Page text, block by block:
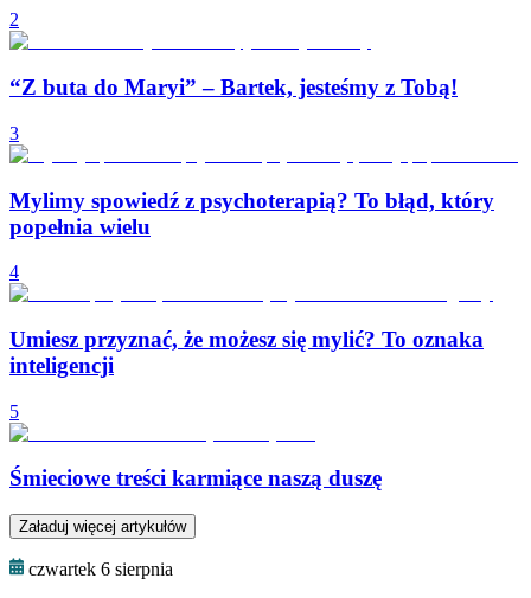
2
“Z buta do Maryi” – Bartek, jesteśmy z Tobą!
3
Mylimy spowiedź z psychoterapią? To błąd, który
popełnia wielu
4
Umiesz przyznać, że możesz się mylić? To oznaka
inteligencji
5
Śmieciowe treści karmiące naszą duszę
Załaduj więcej artykułów
czwartek 6 sierpnia